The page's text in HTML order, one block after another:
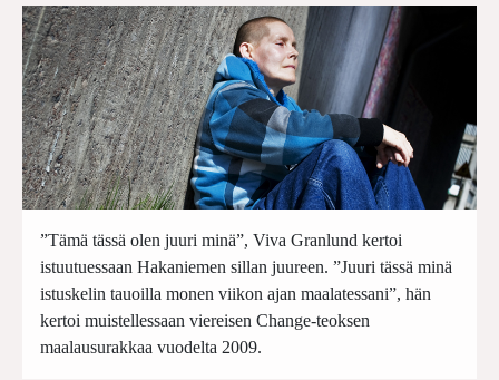
”Tämä tässä olen juuri minä”, Viva Granlund kertoi
istuutuessaan Hakaniemen sillan juureen. ”Juuri tässä minä
istuskelin tauoilla monen viikon ajan maalatessani”, hän
kertoi muistellessaan viereisen Change-teoksen
maalausurakkaa vuodelta 2009.